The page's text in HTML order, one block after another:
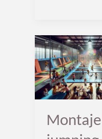
Montaje
de
jumping
parks